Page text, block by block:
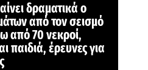
δραματικά ο
από τον σεισμό
από 70 νεκροί,
παιδιά, έρευνες για